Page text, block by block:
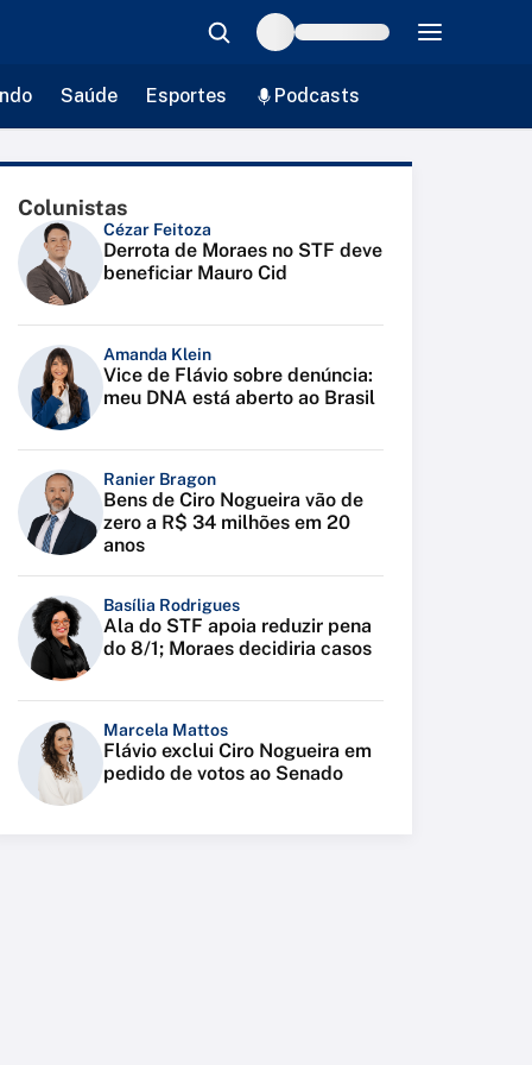
Saúde Esportes Podcasts
Colunistas
Cézar Feitoza
Derrota de Moraes no STF deve
beneficiar Mauro Cid
Amanda Klein
Vice de Flávio sobre denúncia:
meu DNA está aberto ao Brasil
Ranier Bragon
Bens de Ciro Nogueira vão de
zero a R$ 34 milhões em 20
anos
Basília Rodrigues
Ala do STF apoia reduzir pena
do 8/1; Moraes decidiria casos
Marcela Mattos
Flávio exclui Ciro Nogueira em
pedido de votos ao Senado